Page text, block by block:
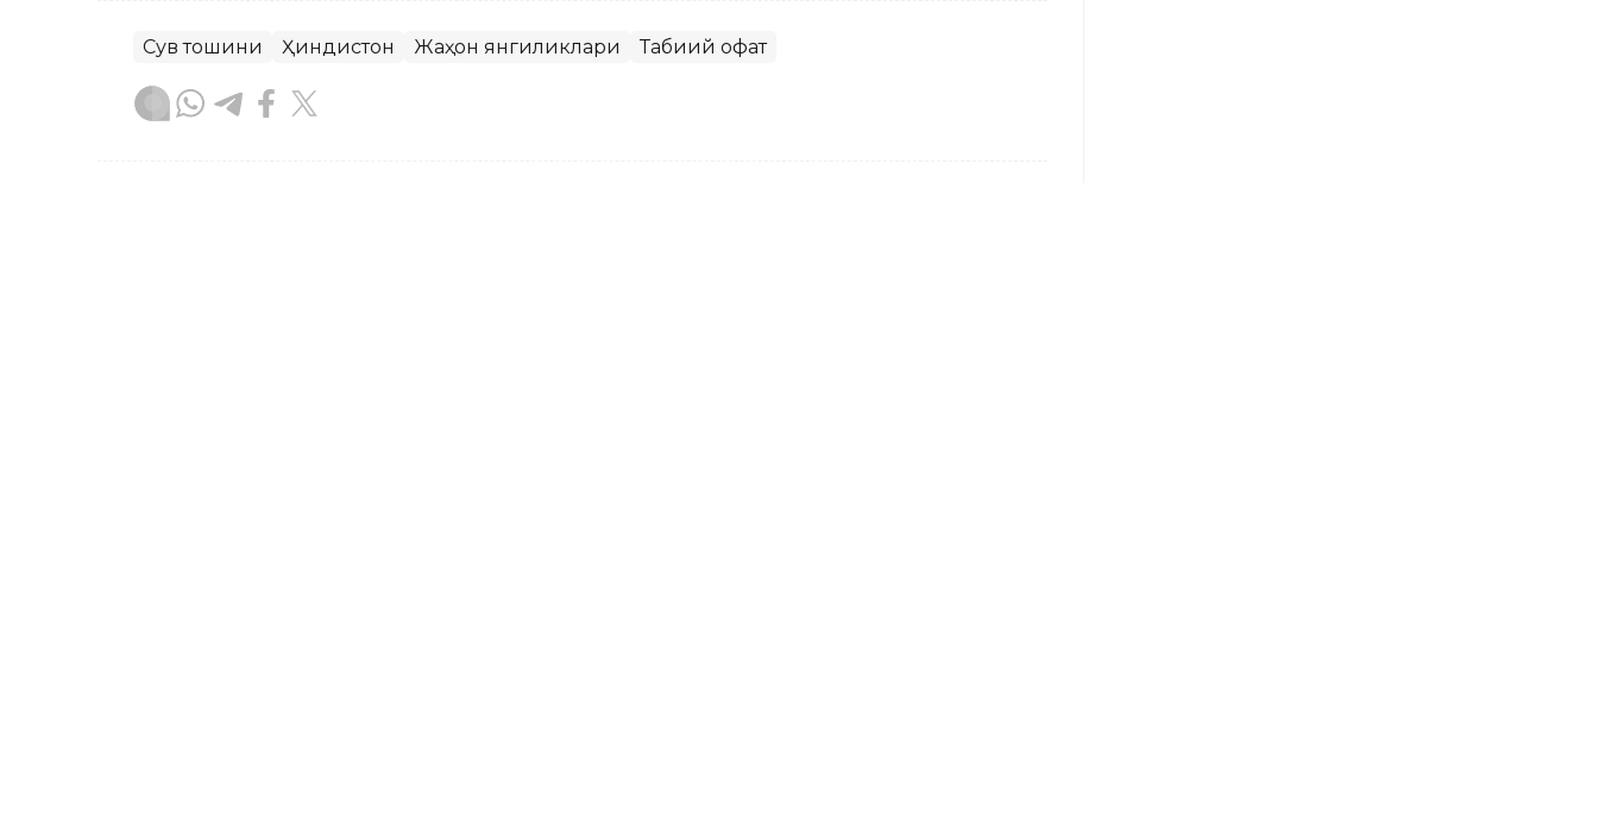
Сув тошқини Ҳиндистон Жаҳон янгиликлари Табиий офат